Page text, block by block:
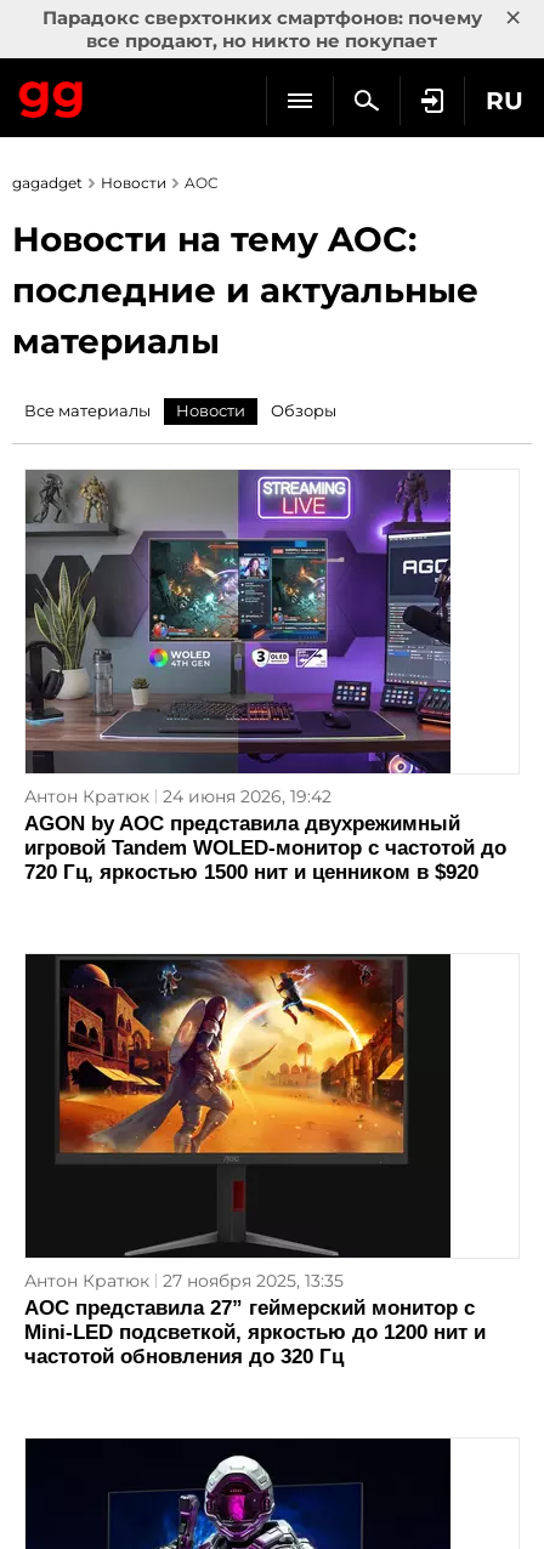
Парадокс сверхтонких смартфонов: почему
все продают, но никто не покупает
×
RU
gagadget Новости AOC
Новости на тему AOC:
последние и актуальные
материалы
Все материалы Новости Обзоры
Антон Кратюк 24 июня 2026, 19:42
AGON by AOC представила двухрежимный
игровой Tandem WOLED-монитор с частотой до
720 Гц, яркостью 1500 нит и ценником в $920
Антон Кратюк 27 ноября 2025, 13:35
AOC представила 27” геймерский монитор с
Mini-LED подсветкой, яркостью до 1200 нит и
частотой обновления до 320 Гц